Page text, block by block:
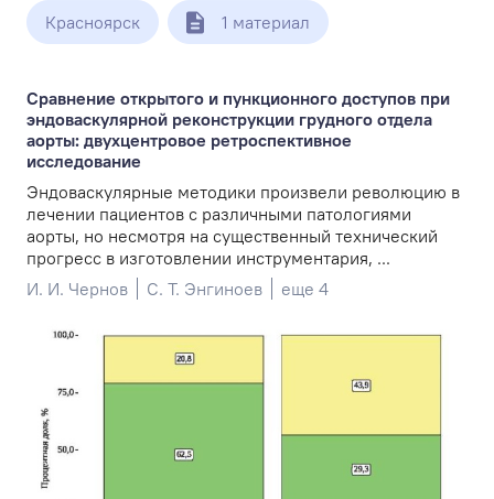
Красноярск 1 материал
Сравнение открытого и пункционного доступов при
эндоваскулярной реконструкции грудного отдела
аорты: двухцентровое ретроспективное
исследование
Эндоваскулярные методики произвели революцию в
лечении пациентов с различными патологиями
аорты, но несмотря на существенный технический
прогресс в изготовлении инструментария, ...
И. И. Чернов
С. Т. Энгиноев еще 4